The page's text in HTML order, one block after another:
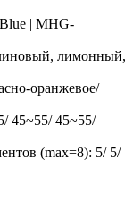
Blue | MHG-
лимонный,
оранжевое/
45~55/ 45~55/
(max=8): 5/ 5/